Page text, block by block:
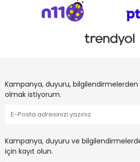
Kampanya, duyuru,
olmak istiyorum.
Kampanya, duyuru ve
için kayıt olun.